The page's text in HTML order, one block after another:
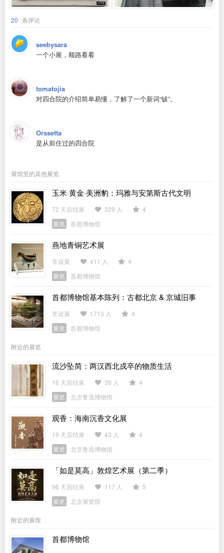
20 条评论
seebysara
一个小展，顺路看看
tomatojia
对四合院的介绍简单易懂，了解了一个新词“钹”。
Orssetta
是从前住过的四合院
展馆里的其他展览
玉米·黄金·美洲豹：玛雅与安第斯古代文明
72 天后结束 329 人
4
展览
首都博物馆
燕地青铜艺术展
常设展 411 人
4
展览
首都博物馆
首都博物馆基本陈列：古都北京 & 京城旧事
常设展 1713 人
4
展览
首都博物馆
附近的展览
流沙坠简：两汉西北戍卒的物质生活
16 天后结束 39 人
4
展览
北京鲁迅博物馆
观香：海南沉香文化展
19 天后结束 43 人
4
展览
北京鲁迅博物馆
「如是莫高」敦煌艺术展（第二季）
96 天后结束 117 人
5
展览
北京展览馆
附近的展馆
首都博物馆